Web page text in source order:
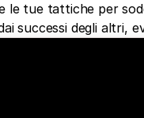
tue tattiche per
successi degli altri,